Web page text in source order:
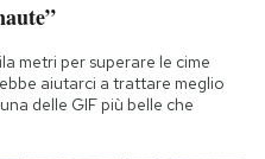
metri per superare le cime
aiutarci a trattare meglio
delle GIF più belle che